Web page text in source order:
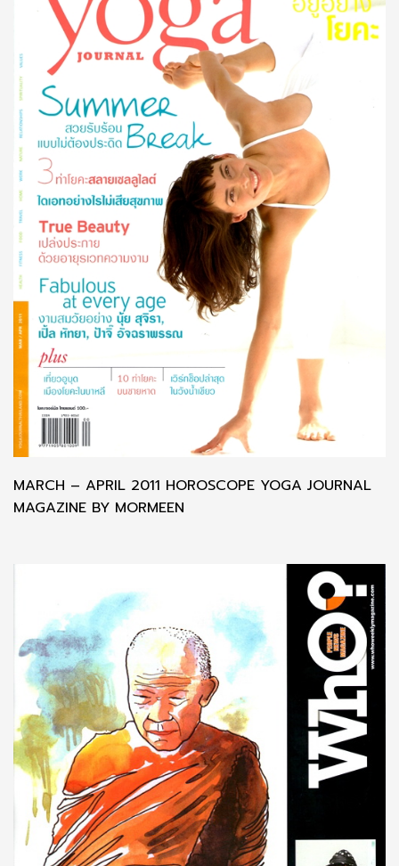
MARCH – APRIL 2011 HOROSCOPE YOGA JOURNAL
MAGAZINE BY MORMEEN